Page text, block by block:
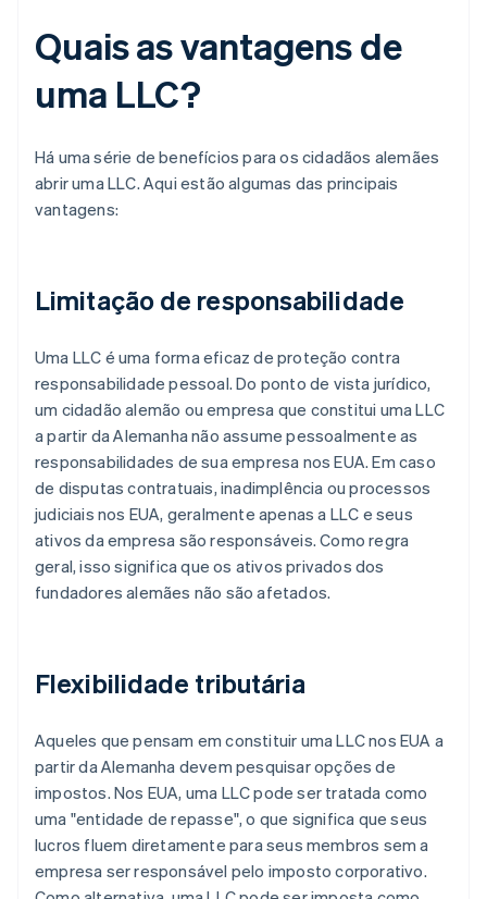
Quais as vantagens de
uma LLC?
Há uma série de benefícios para os cidadãos alemães
abrir uma LLC. Aqui estão algumas das principais
vantagens:
Limitação de responsabilidade
Uma LLC é uma forma eficaz de proteção contra
responsabilidade pessoal. Do ponto de vista jurídico,
um cidadão alemão ou empresa que constitui uma LLC
a partir da Alemanha não assume pessoalmente as
responsabilidades de sua empresa nos EUA. Em caso
de disputas contratuais, inadimplência ou processos
judiciais nos EUA, geralmente apenas a LLC e seus
ativos da empresa são responsáveis. Como regra
geral, isso significa que os ativos privados dos
fundadores alemães não são afetados.
Flexibilidade tributária
Aqueles que pensam em constituir uma LLC nos EUA a
partir da Alemanha devem pesquisar opções de
impostos. Nos EUA, uma LLC pode ser tratada como
uma "entidade de repasse", o que significa que seus
lucros fluem diretamente para seus membros sem a
empresa ser responsável pelo imposto corporativo.